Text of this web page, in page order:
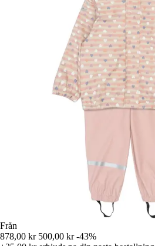
Från
878,00 kr 500,00 kr -43%